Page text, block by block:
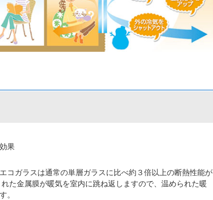
果
コガラスは通常の単層ガラスに比べ約３倍以上の断熱性能が
た金属膜が暖気を室内に跳ね返しますので、温められた暖
。